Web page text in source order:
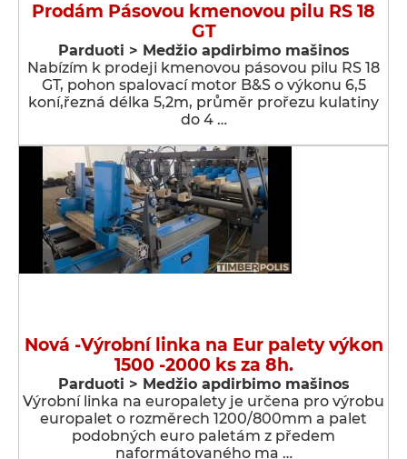
Prodám Pásovou kmenovou pilu RS 18
GT
Parduoti > Medžio apdirbimo mašinos
Nabízím k prodeji kmenovou pásovou pilu RS 18
GT, pohon spalovací motor B&S o výkonu 6,5
koní,řezná délka 5,2m, průměr prořezu kulatiny
do 4 …
Nová -Výrobní linka na Eur palety výkon
1500 -2000 ks za 8h.
Parduoti > Medžio apdirbimo mašinos
Výrobní linka na europalety je určena pro výrobu
europalet o rozměrech 1200/800mm a palet
podobných euro paletám z předem
naformátovaného ma …